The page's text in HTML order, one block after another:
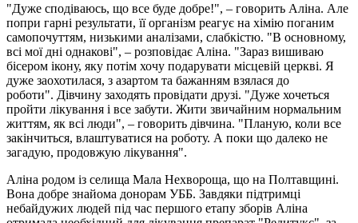
"Дуже сподіваюсь, що все буде добре!", – говорить Аліна. Але
попри гарні результати, її організм реагує на хімію поганим
самопочуттям, низькими аналізами, слабкістю. "В основному,
всі мої дні однакові", – розповідає Аліна. "Зараз вишиваю
бісером ікону, яку потім хочу подарувати місцевій церкві. Я
дуже заохотилася, з азартом та бажанням взялася до
роботи". Дівчину заходять провідати друзі. "Дуже хочеться
пройти лікування і все забути. Жити звичайним нормальним
життям, як всі люди", – говорить дівчина. "Планую, коли все
закінчиться, влаштуватися на роботу. А поки що далеко не
загадую, продовжую лікування".
Аліна родом із селища Мала Нехвороща, що на Полтавщині.
Вона добре знайома донорам УББ. Завдяки підтримці
небайдужих людей під час першого етапу зборів Аліна